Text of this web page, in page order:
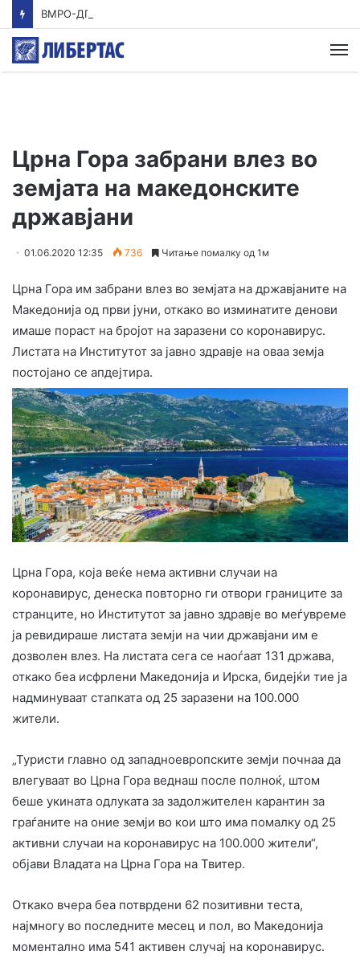
Црна Гора забрани влез во
земјата на македонските
државјани
01.06.2020 12:35 736 Читање помалку од 1м
Црна Гора им забрани влез во земјата на државјаните на
Македонија од први јуни, откако во изминатите денови
имаше пораст на бројот на заразени со коронавирус.
Листата на Институтот за јавно здравје на оваа земја
постојано се апдејтира.
Црна Гора, која веќе нема активни случаи на
коронавирус, денеска повторно ги отвори границите за
странците, но Институтот за јавно здравје во меѓувреме
ја ревидираше листата земји на чии државјани им е
дозволен влез. На листата сега се наоѓаат 131 држава,
откако беа исфрлени Македонија и Ирска, бидејќи тие ја
надминуваат стапката од 25 заразени на 100.000
жители.
„Туристи главно од западноевропските земји почнаа да
влегуваат во Црна Гора веднаш после полноќ, штом
беше укината одлуката за задолжителен карантин за
граѓаните на оние земји во кои што има помалку од 25
активни случаи на коронавирус на 100.000 жители“,
објави Владата на Црна Гора на Твитер.
Откако вчера беа потврдени 62 позитивни теста,
најмногу во последните месец и пол, во Македонија
моментално има 541 активен случај на коронавирус.